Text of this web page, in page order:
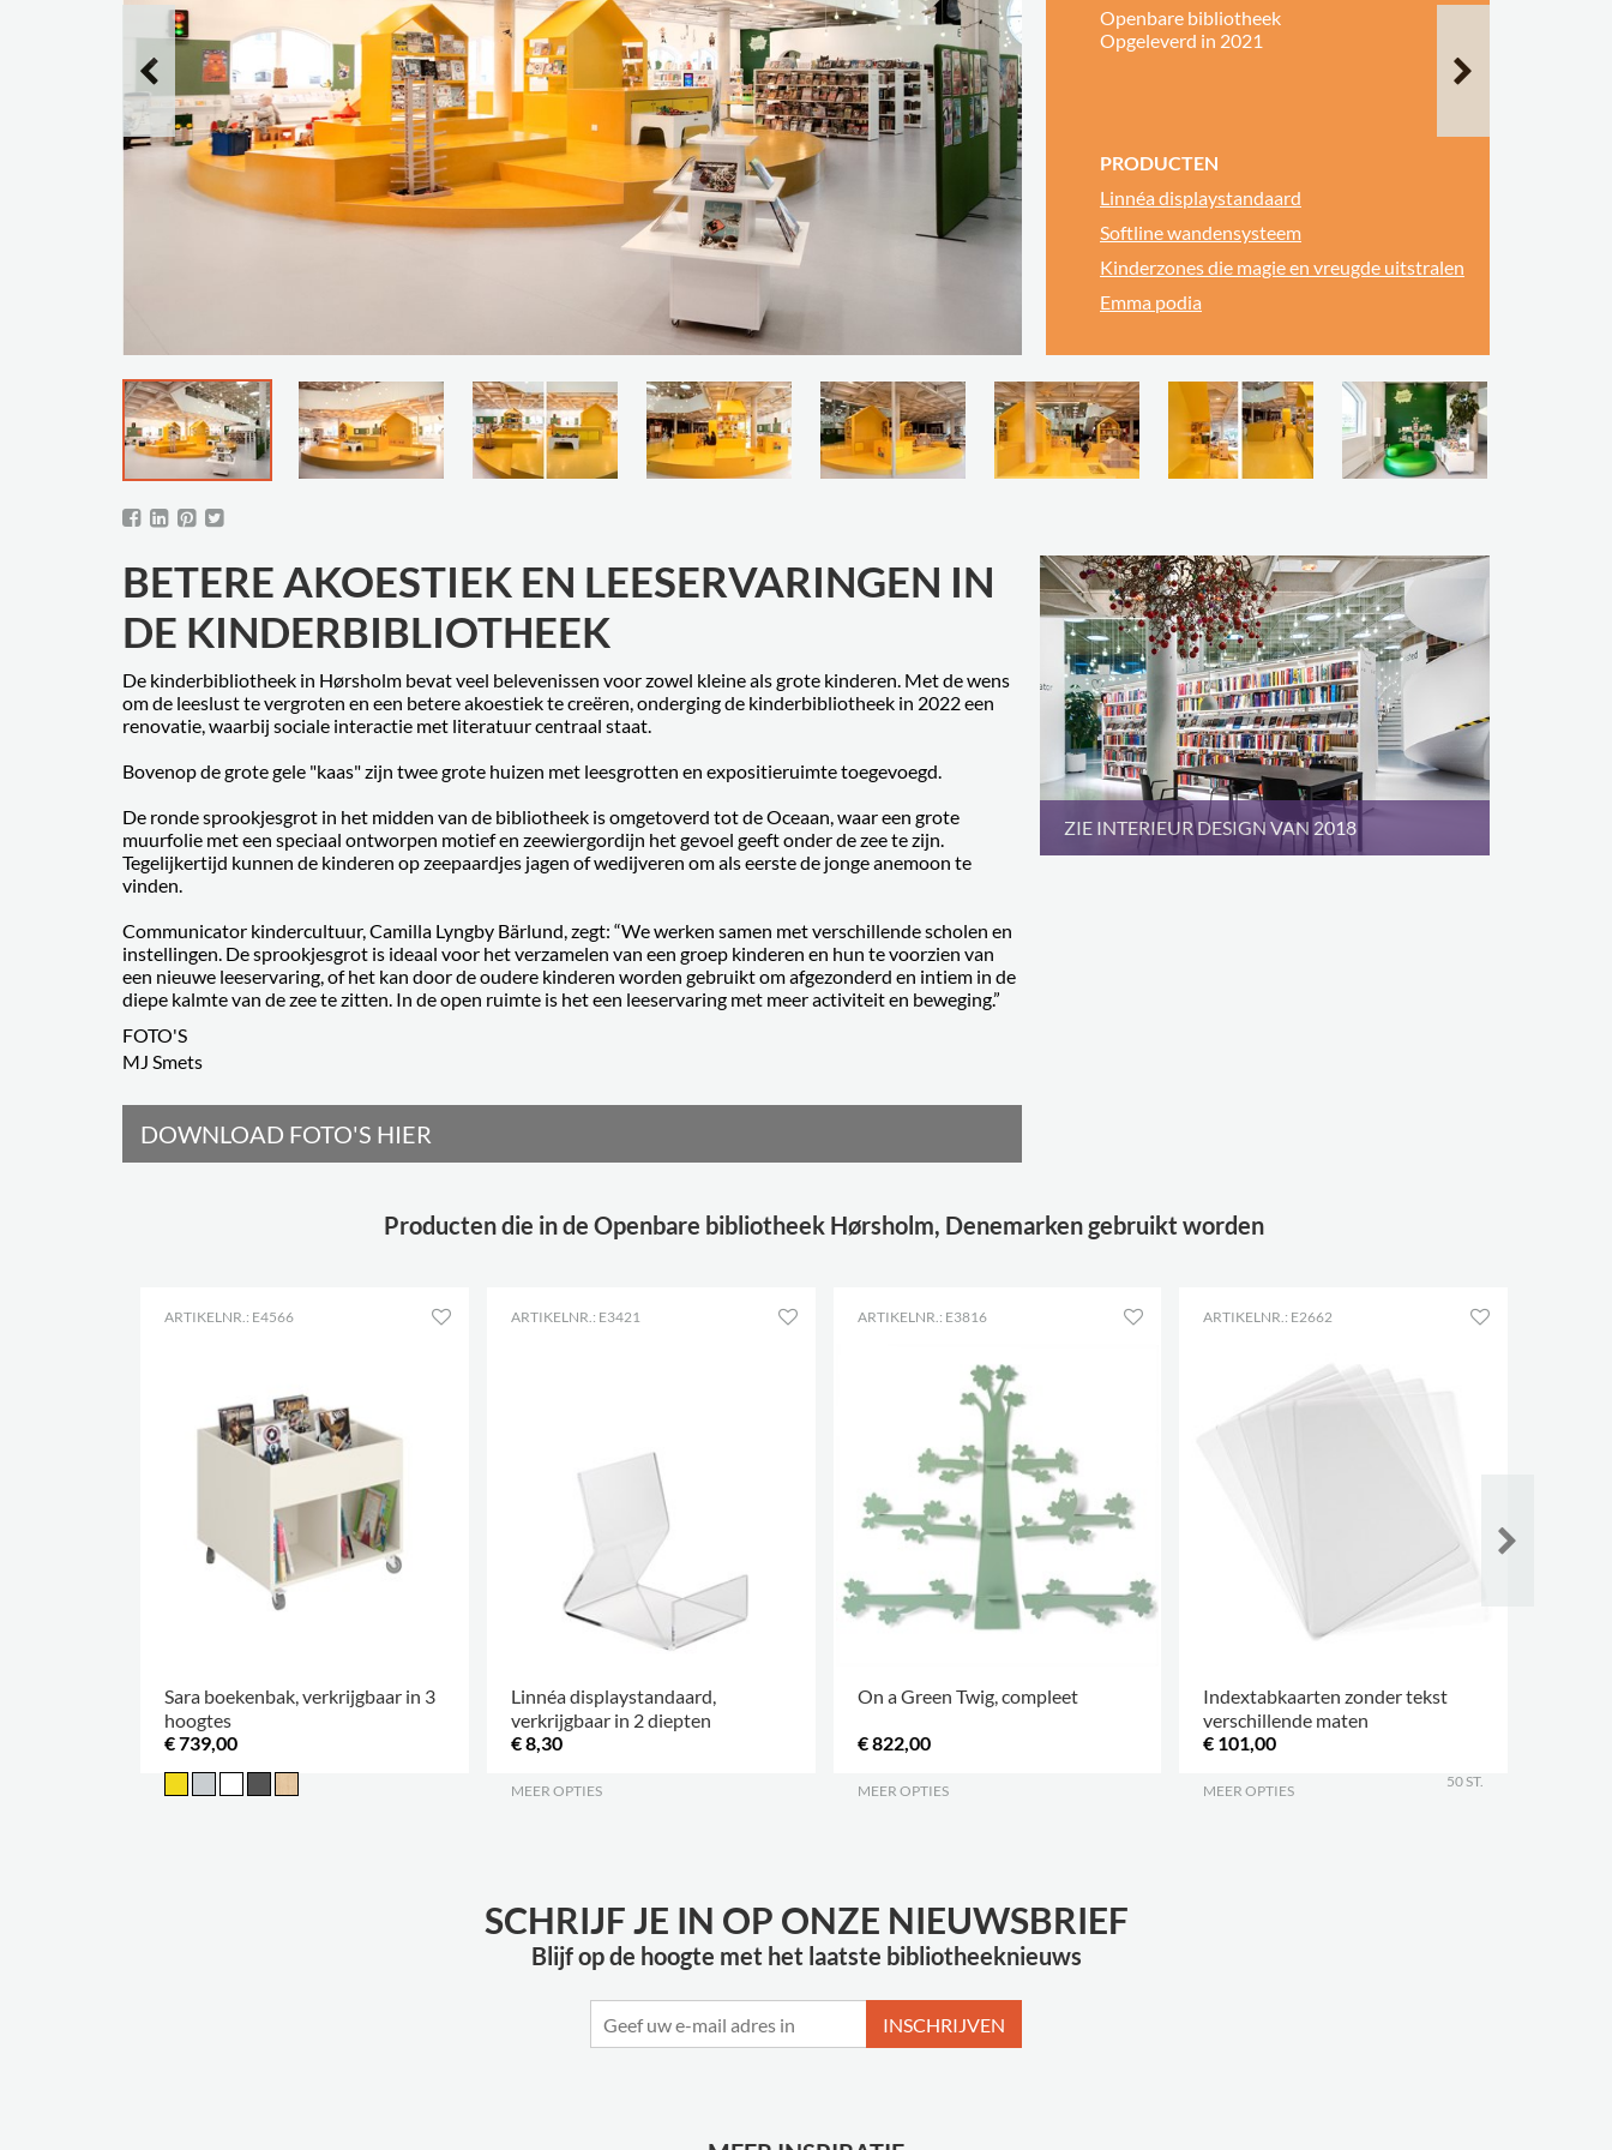
Openbare bibliotheek
Opgeleverd in 2021
PRODUCTEN
Linnéa displaystandaard
Softline wandensysteem
Kinderzones die magie en vreugde uitstralen
Emma podia
BETERE AKOESTIEK EN LEESERVARINGEN IN
DE KINDERBIBLIOTHEEK
De kinderbibliotheek in Hørsholm bevat veel belevenissen voor zowel kleine als grote kinderen. Met de wens
om de leeslust te vergroten en een betere akoestiek te creëren, onderging de kinderbibliotheek in 2022 een
renovatie, waarbij sociale interactie met literatuur centraal staat.
Bovenop de grote gele "kaas" zijn twee grote huizen met leesgrotten en expositieruimte toegevoegd.
De ronde sprookjesgrot in het midden van de bibliotheek is omgetoverd tot de Oceaan, waar een grote
muurfolie met een speciaal ontworpen motief en zeewiergordijn het gevoel geeft onder de zee te zijn.
Tegelijkertijd kunnen de kinderen op zeepaardjes jagen of wedijveren om als eerste de jonge anemoon te
vinden.
Communicator kindercultuur, Camilla Lyngby Bärlund, zegt: “We werken samen met verschillende scholen en
instellingen. De sprookjesgrot is ideaal voor het verzamelen van een groep kinderen en hun te voorzien van
een nieuwe leeservaring, of het kan door de oudere kinderen worden gebruikt om afgezonderd en intiem in de
diepe kalmte van de zee te zitten. In de open ruimte is het een leeservaring met meer activiteit en beweging.”
FOTO'S
MJ Smets
DOWNLOAD FOTO'S HIER
ZIE INTERIEUR DESIGN VAN 2018
Producten die in de Openbare bibliotheek Hørsholm, Denemarken gebruikt worden
ARTIKELNR.: E4566
Sara boekenbak, verkrijgbaar in 3
hoogtes
€ 739,00
ARTIKELNR.: E3421
Linnéa displaystandaard,
verkrijgbaar in 2 diepten
€ 8,30
MEER OPTIES
ARTIKELNR.: E3816
On a Green Twig, compleet
€ 822,00
MEER OPTIES
ARTIKELNR.: E2662
Indextabkaarten zonder tekst
verschillende maten
€ 101,00
MEER OPTIES
50 ST.
SCHRIJF JE IN OP ONZE NIEUWSBRIEF
Blijf op de hoogte met het laatste bibliotheeknieuws
INSCHRIJVEN